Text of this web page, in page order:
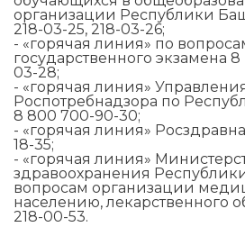
организации Республики
218-03-25, 218-03-26;
- «горячая линия» по
государственного экзамена 8
03-28;
- «горячая линия»
Роспотребнадзора по
8 800 700-90-30;
- «горячая линия»
18-35;
- «горячая линия»
здравоохранения
вопросам организации
населению, лекарственного
218-00-53.